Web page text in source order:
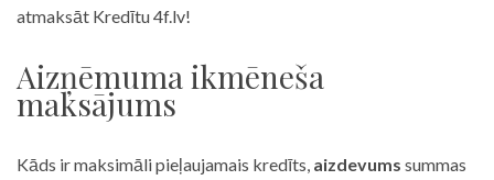
atmaksāt Kredītu 4f.lv!
Aizņēmuma ikmēneša
maksājums
Kāds ir maksimāli pieļaujamais kredīts, aizdevums summas